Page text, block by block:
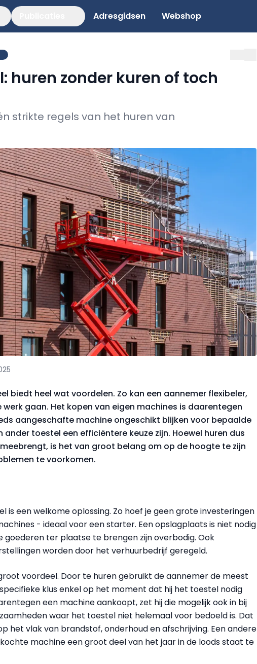
Adresgidsen Webshop
huren zonder kuren of toch
strikte regels van het huren van
biedt heel wat voordelen. Zo kan een aannemer flexibeler,
gaan. Het kopen van eigen machines is daarentegen
aangeschafte machine ongeschikt blijken voor bepaalde
toestel een efficiëntere keuze zijn. Hoewel huren dus
is het van groot belang om op de hoogte te zijn
te voorkomen.
is een welkome oplossing. Zo hoef je geen grote investeringen
- ideaal voor een starter. Een opslagplaats is niet nodig
ter plaatse te brengen zijn overbodig. Ook
worden door het verhuurbedrijf geregeld.
voordeel. Door te huren gebruikt de aannemer de meest
klus enkel op het moment dat hij het toestel nodig
een machine aankoopt, zet hij die mogelijk ook in bij
waar het toestel niet helemaal voor bedoeld is. Dat
het vlak van brandstof, onderhoud en afschrijving. Een andere
machine een groot deel van het jaar in de loods staat te